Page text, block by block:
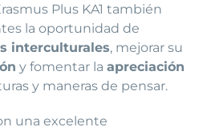
Plus KA1 también
la oportunidad de
interculturales, mejorar su
y fomentar la apreciación
y maneras de pensar.
una excelente